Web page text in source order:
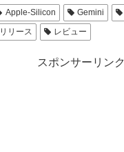
Apple-Silicon Gemini
リリース レビュー
スポンサーリンク